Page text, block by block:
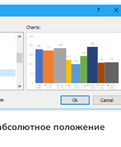
положение